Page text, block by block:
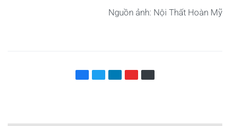
Nguồn ảnh: Nội Thất Hoàn Mỹ